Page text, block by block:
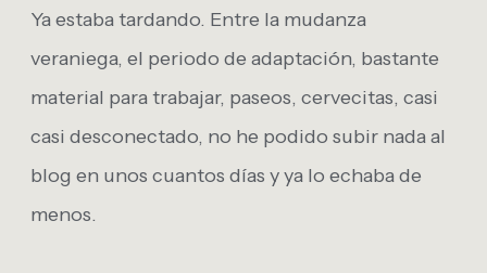
Ya estaba tardando. Entre la mudanza
veraniega, el periodo de adaptación, bastante
material para trabajar, paseos, cervecitas, casi
casi desconectado, no he podido subir nada al
blog en unos cuantos días y ya lo echaba de
menos.